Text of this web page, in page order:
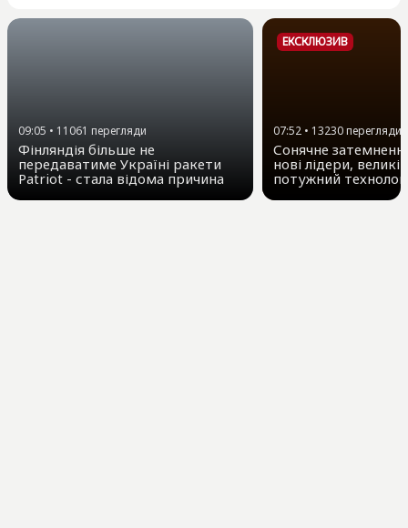
09:05 • 11061 перегляди
Фінляндія більше не
передаватиме Україні ракети
Patriot - стала відома причина
ЕКСКЛЮЗИВ
07:52 • 13230перегляди
Сонячне
нові лідери, великі
потужний